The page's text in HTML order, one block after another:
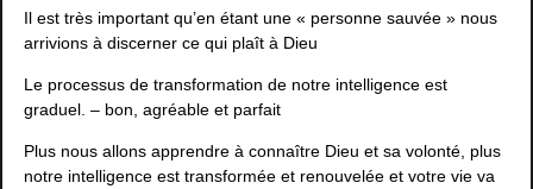
Il est très important qu’en étant une « personne sauvée » nous
arrivions à discerner ce qui plaît à Dieu
Le processus de transformation de notre intelligence est
graduel. – bon, agréable et parfait
Plus nous allons apprendre à connaître Dieu et sa volonté, plus
notre intelligence est transformée et renouvelée et votre vie va